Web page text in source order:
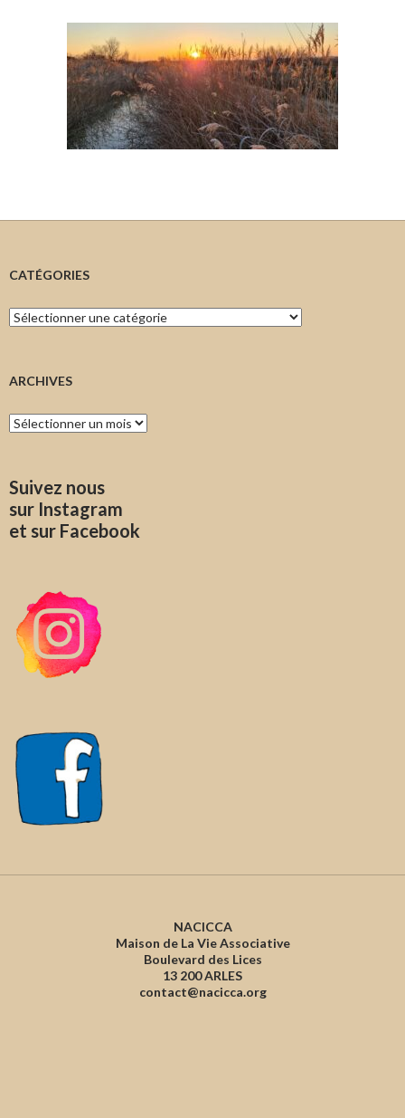
CATÉGORIES
Catégories
ARCHIVES
Archives
Suivez nous
sur Instagram
et sur Facebook
NACICCA
Maison de La Vie Associative
Boulevard des Lices
13 200 ARLES
contact@nacicca.org